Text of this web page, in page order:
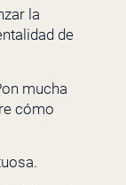
la
de
mucha
cómo